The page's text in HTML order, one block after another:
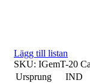
Lägg till listan
SKU: IGemT-20
Ursprung
IND